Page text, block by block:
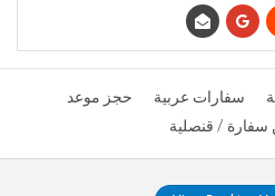
سفارات عربية
حجز موعد
/ قنصلية